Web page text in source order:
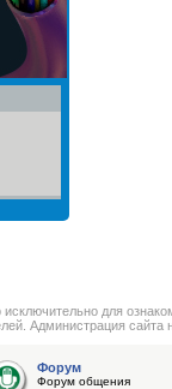
для
Администрация
Форум
Форум общения